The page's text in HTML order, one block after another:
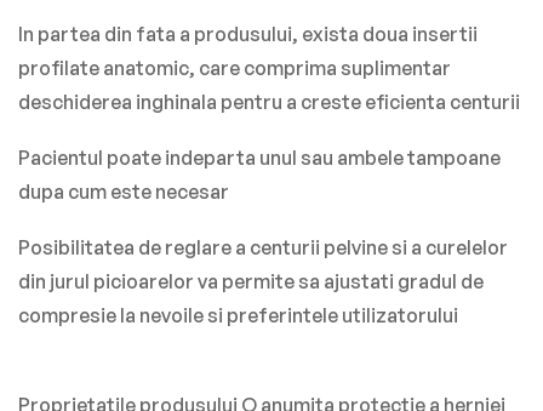
In partea din fata a produsului, exista doua insertii
profilate anatomic, care comprima suplimentar
deschiderea inghinala pentru a creste eficienta centurii
Pacientul poate indeparta unul sau ambele tampoane
dupa cum este necesar
Posibilitatea de reglare a centurii pelvine si a curelelor
din jurul picioarelor va permite sa ajustati gradul de
compresie la nevoile si preferintele utilizatorului
Proprietatile produsului O anumita protectie a herniei